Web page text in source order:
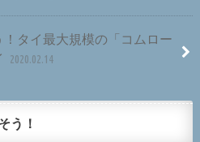
タイ最大規模の「コムロー
2020.02.14
う！